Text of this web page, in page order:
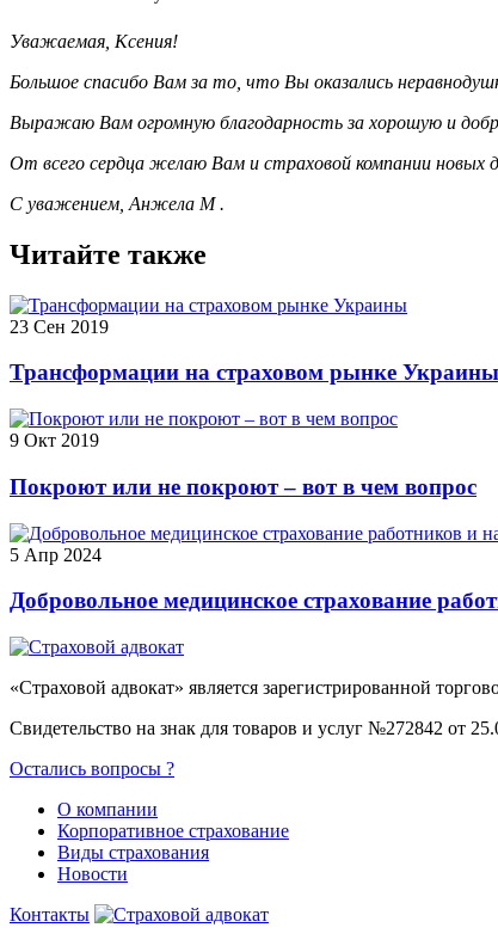
Уважаемая, Ксения!
Большое спасибо Вам за то, что Вы оказались
Выражаю Вам огромную благодарность за хорошую и
От всего сердца желаю Вам и страховой компании новых
С уважением, Анжела М .
Читайте также
23 Сен 2019
Трансформации на страховом рынке Украины
9 Окт 2019
Покроют или не покроют – вот в чем вопрос
5 Апр 2024
Добровольное медицинское страхование
«Страховой адвокат» является зарегистрированной
Свидетельство на знак для товаров и услуг №272842 от
Остались вопросы ?
О компании
Корпоративное страхование
Виды страхования
Новости
Контакты